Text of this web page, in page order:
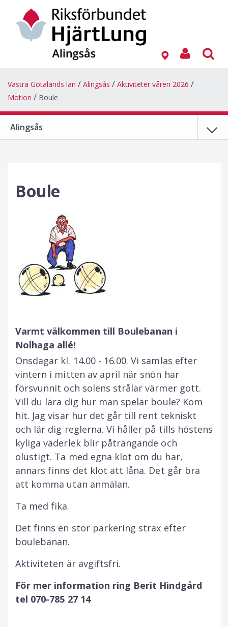
Västra Götalands län Alingsås
Aktiviteter våren 2026
Motion
Boule
Alingsås
Boule
Varmt välkommen till Boulebanan i
Nolhaga allé!
Onsdagar kl. 14.00 - 16.00. Vi samlas efter
vintern i mitten av april när snön har
försvunnit och solens strålar värmer gott.
Vill du lära dig hur man spelar boule? Kom
hit. Jag visar hur det går till rent tekniskt
och lär dig reglerna. Vi håller på tills höstens
kyliga väderlek blir påträngande och
olustigt. Ta med egna klot om du har,
annars finns det klot att låna. Det går bra
att komma utan anmälan.
Ta med fika.
Det finns en stor parkering strax efter
boulebanan.
Aktiviteten är avgiftsfri.
För mer information ring Berit Hindgård
tel 070-785 27 14